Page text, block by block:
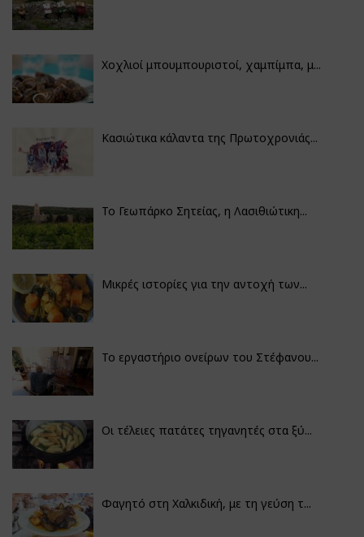
Χοχλιοί μπουμπουριστοί, χαμπίμπα, μ...
Κασιώτικα κάλαντα της Πρωτοχρονιάς...
Το Γεωπάρκο Σητείας, η Λασιθιώτικη...
Μικρές ιστορίες για την αντοχή των...
Το εργαστήριο ονείρων του Στέφανου...
Οι τέλειες πατάτες τηγανητές στα ξύ...
Φαγητό στη Χαλκιδική, με τη γεύση τ...